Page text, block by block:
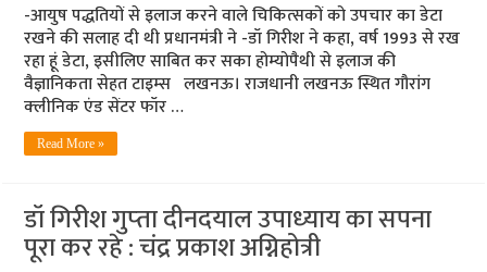
-आयुष पद्धतियों से इलाज करने वाले चिकित्‍सकों को उपचार का डेटा
रखने की सलाह दी थी प्रधानमंत्री ने -डॉ गिरीश ने कहा, वर्ष 1993 से रख
रहा हूं डेटा, इसीलिए साबित कर सका होम्‍योपैथी से इलाज की
वैज्ञानिकता सेहत टाइम्‍स लखनऊ। राजधानी लखनऊ स्थि‍त गौरांग
क्‍लीनिक एंड सेंटर फॉर …
Read More »
डॉ गिरीश गुप्‍ता दीनदयाल उपाध्‍याय का सपना
पूरा कर रहे : चंद्र प्रकाश अग्निहोत्री